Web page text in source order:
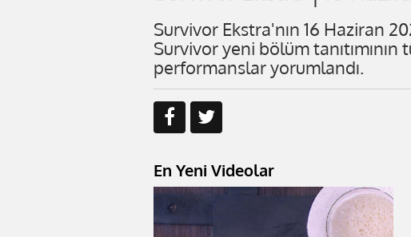
Survivor Ekstra'nın 16 Haziran
Survivor yeni bölüm tanıtımının
performanslar yorumlandı.
En Yeni Videolar